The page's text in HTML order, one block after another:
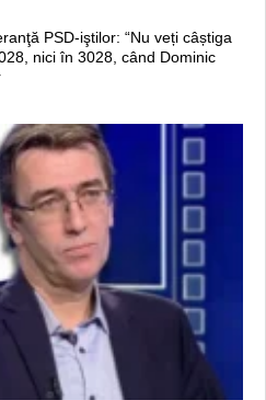
PSD-iştilor: “Nu veți câștiga
nici în 3028, când Dominic